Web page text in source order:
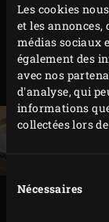
Les cookies
et les
médias sociaux
également des
avec nos
d'analyse, qui
informations
collectées lors
Sélection
duNécessaires
Conseil : Le
développe
minutes à la
robot.